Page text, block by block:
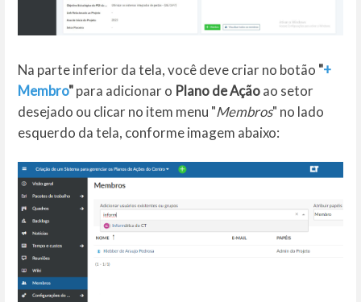
Na parte inferior da tela, você deve criar no botão "+
Membro"para adicionar o Plano de Açãoao setor
desejado ou clicar no item menu "Membros" no lado
esquerdo da tela, conforme imagem abaixo: